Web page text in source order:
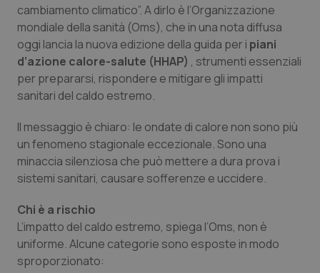
Calabria
Campania
Emilia-Romagna
Friuli Venezia Giulia
Lazio
Liguria
Lombardia
Asma & BPCO
Car-T
Colesterolo & coronaropatie
Dermatite Atopica
Diabete & glucometri
Disturbi dell’umore
Dolore
cambiamento climatico”. A dirlo è l’Organizzazione
mondiale della sanità (Oms), che in una nota diffusa
oggi lancia la nuova edizione della guida per i piani
d’azione calore-salute (HHAP) , strumenti essenziali
per prepararsi, rispondere e mitigare gli impatti
sanitari del caldo estremo.
Il messaggio è chiaro: le ondate di calore non sono più
un fenomeno stagionale eccezionale. Sono una
minaccia silenziosa che può mettere a dura prova i
sistemi sanitari, causare sofferenze e uccidere.
Chi è a rischio
L’impatto del caldo estremo, spiega l’Oms, non è
uniforme. Alcune categorie sono esposte in modo
sproporzionato: